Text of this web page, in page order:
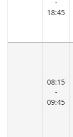
-
18:45
08:15
-
09:45